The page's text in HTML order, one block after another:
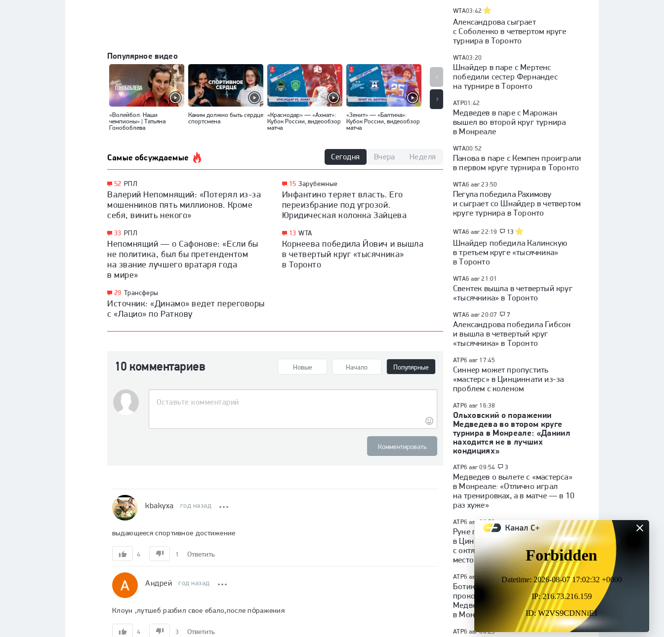
Популярное видео
«Волейбол. Наши
чемпионы» | Татьяна
Гонобоблева
Каким должно быть сердце
спортсмена
«Краснодар» — «Ахмат»:
Кубок России, видеообзор
матча
«Зенит» — «Балтика»:
Кубок России, видеообзор
матча
«Спартак» — «Оренбург»:
Кубок России, видеообзор
«Факел» — «Динамо»
(Москва): Кубок России,
видеообзор матча
Самые обсуждаемые Сегодня Вчера Неделя
52 РПЛ
Валерий Непомнящий: «Потерял из-за
мошенников пять миллионов. Кроме
себя, винить некого»
33 РПЛ
Непомнящий — о Сафонове: «Если бы
не политика, был бы претендентом
на звание лучшего вратаря года
в мире»
29 Трансферы
Источник: «Динамо» ведет переговоры
с «Лацио» по Раткову
15 Зарубежные
Инфантино теряет власть. Его
переизбрание под угрозой.
Юридическая колонка Зайцева
13 WTA
Корнеева победила Йович и вышла
в четвертый круг «тысячника»
в Торонто
10 комментариев Новые Начало Популярные
Комментировать
kbakyxa год назад
выдающееся спортивное достижение
4 1 Ответить
Андрей год назад
Клоун ,лутшеб разбил свое ебало,после по́ражения
4 3 Ответить
WTA03:42
Александрова сыграет
с Соболенко в четвертом круге
турнира в Торонто
WTA03:20
Шнайдер в паре с Мертенс
победили сестер Фернандес
на турнире в Торонто
ATP01:42
Медведев в паре с Марожан
вышел во второй круг турнира
в Монреале
WTA00:52
Панова в паре с Кемпен проиграли
в первом круге турнира в Торонто
WTA6 авг 23:50
Пегула победила Рахимову
и сыграет со Шнайдер в четвертом
круге турнира в Торонто
WTA6 авг 22:19 13
Шнайдер победила Калинскую
в третьем круге «тысячника»
в Торонто
WTA6 авг 21:01
Свентек вышла в четвертый круг
«тысячника» в Торонто
WTA6 авг 20:07 7
Александрова победила Гибсон
и вышла в четвертый круг
«тысячника» в Торонто
ATP6 авг 17:45
Синнер может пропустить
«мастерс» в Цинциннати из-за
проблем с коленом
ATP6 авг 16:38
Ольховский о поражении
Медведева во втором круге
турнира в Монреале: «Даниил
находится не в лучших
кондициях»
ATP6 авг 09:54 3
Медведев о вылете с «мастерса»
в Монреале: «Отлично играл
на тренировках, а в матче — в 10
раз хуже»
ATP6 авг 08:59
Руне пропустит «мастерс»
в Цинциннати, он не играет
с октября и занимает уже 99-е
место в рейтинге
ATP6 авг 08:41
Ботик ван де Зандсхюлп
прокомментировал победу над
Медведевым на турнире
в Монреале
ATP6 авг 06:23